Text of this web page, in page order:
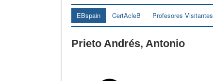
EBspain CertAcleB Profesores Visitantes
Prieto Andrés, Antonio